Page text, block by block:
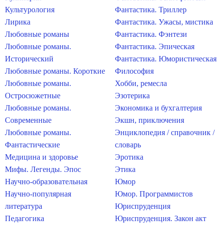
Культурология
Лирика
Любовные романы
Любовные романы.
Исторический
Любовные романы. Короткие
Любовные романы.
Остросюжетные
Любовные романы.
Современные
Любовные романы.
Фантастические
Медицина и здоровье
Мифы. Легенды. Эпос
Научно-образовательная
Научно-популярная
литература
Педагогика
Фантастика. Триллер
Фантастика. Ужасы, мистика
Фантастика. Фэнтези
Фантастика. Эпическая
Фантастика. Юмористическая
Философия
Хобби, ремесла
Эзотерика
Экономика и бухгалтерия
Экшн, приключения
Энциклопедия / справочник /
словарь
Эротика
Этика
Юмор
Юмор. Программистов
Юриспруденция
Юриспруденция. Закон акт